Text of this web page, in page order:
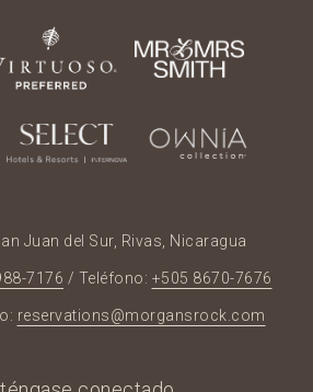
Juan del Sur, Rivas, Nicaragua
7176 / Teléfono: +505 8670-7676
reservations@morgansrock.com